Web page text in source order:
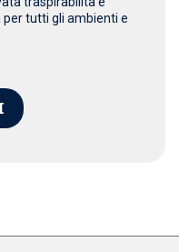
tutti gli ambienti e